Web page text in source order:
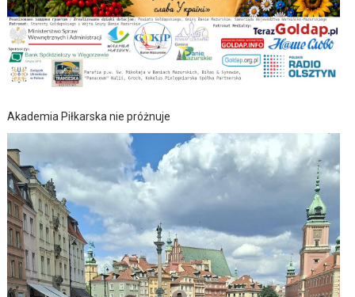
Akademia Piłkarska nie próżnuje